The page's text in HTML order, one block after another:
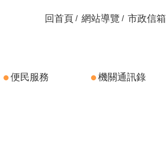
回首頁 網站導覽 市政信箱
便民服務 機關通訊錄